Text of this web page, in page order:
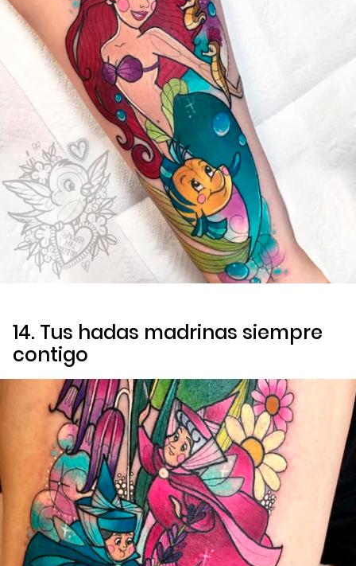
14. Tus hadas madrinas siempre
contigo